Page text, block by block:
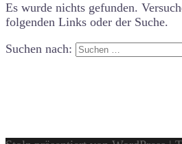
Es wurde nichts gefunden.
folgenden Links oder der Suche.
Suchen nach: